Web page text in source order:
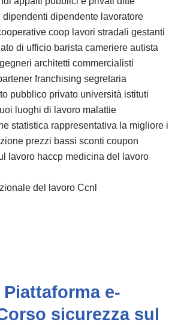
dipendente lavoratore
coop lavori stradali gestanti
di ufficio barista cameriere autista
architetti commercialisti
franchising segretaria
pubblico privato università istituti
luoghi di lavoro malattie
statistica rappresentativa la migliore i
prezzi bassi sconti coupon
lavoro haccp medicina del lavoro
del lavoro Ccnl
e-
sicurezza sul